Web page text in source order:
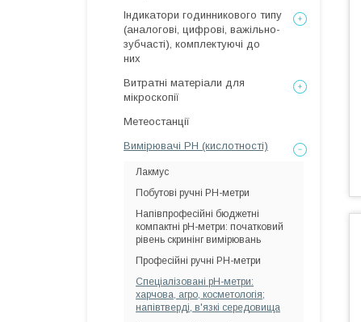
Індикатори годинникового типу
(аналогові, цифрові, важільно-
зубчасті), комплектуючі до
них
Витратні матеріали для
мікроскопії
Метеостанції
Вимірювачі РН (кислотності)
Лакмус
Побутові ручні РН-метри
Напівпрофесійні бюджетні
компактні pH-метри: початковий
рівень скринінг вимірювань
Професійні ручні РН-метри
Спеціалізовані pH-метри:
харчова, агро, косметологія;
напівтверді, в'язкі середовища